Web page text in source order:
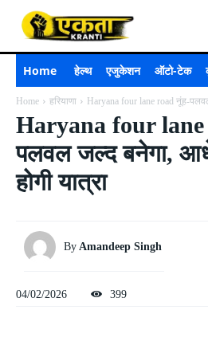
Home हेल्थ एजुकेशन ऑटो-टेक
Home हरियाणा Haryana four lane road नूंह-
Haryana four
पलवल जल्द बनेगा,
होगी यात्रा
By Amandeep Singh
04/02/2026 399